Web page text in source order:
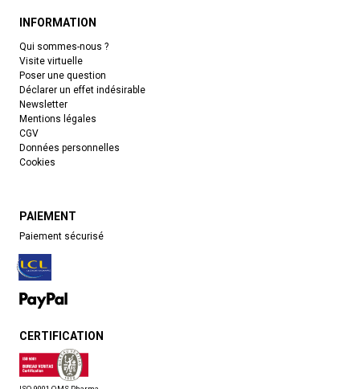
INFORMATION
Qui sommes-nous ?
Visite virtuelle
Poser une question
Déclarer un effet indésirable
Newsletter
Mentions légales
CGV
Données personnelles
Cookies
PAIEMENT
Paiement sécurisé
CERTIFICATION